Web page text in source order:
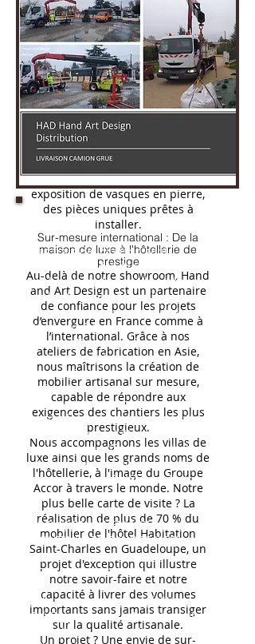
disponibles sur demande pour
répondre précisément à toutes
vos envies.
Matière et Relief : Sublimez
vos murs grâce à nos pierres de
parement authentiques, qui
apportent relief et élégance à vos
façades ou intérieurs.
Mobilier & Décoration :
Habillez votre intérieur avec nos
meubles exclusifs en bois massif
et découvrez notre superbe
exposition de vasques en pierre,
des pièces uniques prêtes à
installer.
Sur-mesure international : De la
maison de luxe à l'hôtellerie de
prestige
Au-delà de notre showroom, Hand
and Art Design est un partenaire
de confiance pour les projets
d’envergure en France comme à
l’international. Grâce à nos
ateliers de fabrication en Asie,
nous maîtrisons la création de
mobilier artisanal sur mesure,
capable de répondre aux
exigences des chantiers les plus
prestigieux.
Nous accompagnons les villas de
luxe ainsi que les grands noms de
l'hôtellerie, à l'image du Groupe
Accor à travers le monde. Notre
plus belle carte de visite ? La
réalisation de plus de 70 % du
mobilier de l'hôtel Habitation
Saint-Charles en Guadeloupe, un
projet d'exception qui illustre
notre savoir-faire et notre
capacité à livrer des volumes
importants sans jamais transiger
sur la qualité artisanale.
Un projet ? Une envie de sur-
LIVRAISON :
Les frais de livraison sont
variables en fonction du poids et
de la valeur des articles à livrer et
inclus les frais d'emballage,
assurance, préparation de l'envoi.
Nous expédions sur toute la
France, l'Europe et à
l'international avec nos
partenaires.
Suivant le montant de votre
facture, ou information
complémentaire dans la boutique,
la livraison peut être offerte.
La livraison s'effectuera à l'adresse
de livraison indiquée sur votre
commande ou à défaut à l'adresse
de facturation.
LIVRAISON EN FRANCE
CONTINENTALE (HORS ILES) :
Pour toute commande passée par
Internet, nous assurons une
fabrication et une expédition sous
3 à 7 (jours ouvrés), ou davantage
dans le cas des teintes ou de